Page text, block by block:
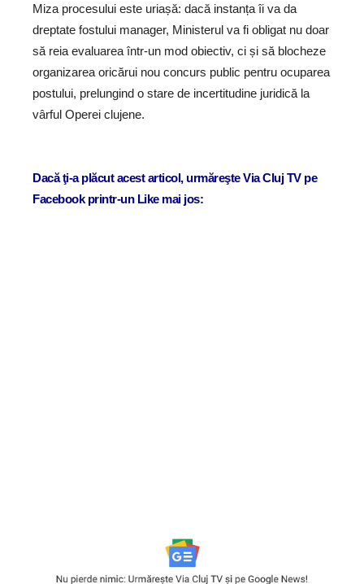
Miza procesului este uriașă: dacă instanța îi va da
dreptate fostului manager, Ministerul va fi obligat nu doar
să reia evaluarea într-un mod obiectiv, ci și să blocheze
organizarea oricărui nou concurs public pentru ocuparea
postului, prelungind o stare de incertitudine juridică la
vârful Operei clujene.
Dacă ţi-a plăcut acest articol, urmăreşte Via Cluj TV pe
Facebook printr-un Like mai jos: